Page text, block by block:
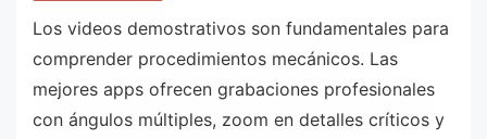
Los videos demostrativos son fundamentales para
comprender procedimientos mecánicos. Las
mejores apps ofrecen grabaciones profesionales
con ángulos múltiples, zoom en detalles críticos y